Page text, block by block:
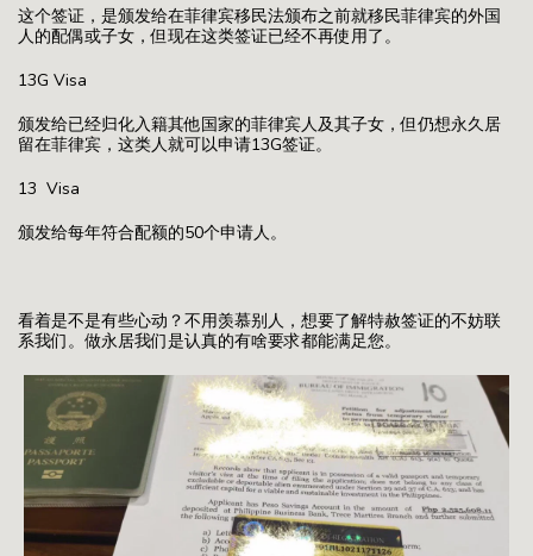
这个签证，是颁发给在菲律宾移民法颁布之前就移民菲律宾的外国
人的配偶或子女，但现在这类签证已经不再使用了。
13G Visa
颁发给已经归化入籍其他国家的菲律宾人及其子女，但仍想永久居
留在菲律宾，这类人就可以申请13G签证。
13 Visa
颁发给每年符合配额的50个申请人。
看着是不是有些心动？不用羡慕别人，想要了解特赦签证的不妨联
系我们。做永居我们是认真的有啥要求都能满足您。